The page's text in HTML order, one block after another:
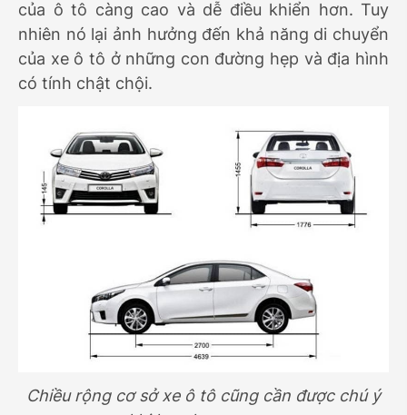
của ô tô càng cao và dễ điều khiển hơn. Tuy
nhiên nó lại ảnh hưởng đến khả năng di chuyển
của xe ô tô ở những con đường hẹp và địa hình
có tính chật chội.
Chiều rộng cơ sở xe ô tô cũng cần được chú ý